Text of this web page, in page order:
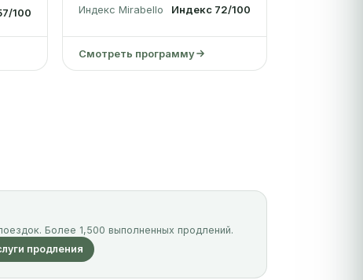
100
Индекс Mirabello
Индекс 72/100
Смотреть программу
Более 1,500 выполненных продлений.
продления